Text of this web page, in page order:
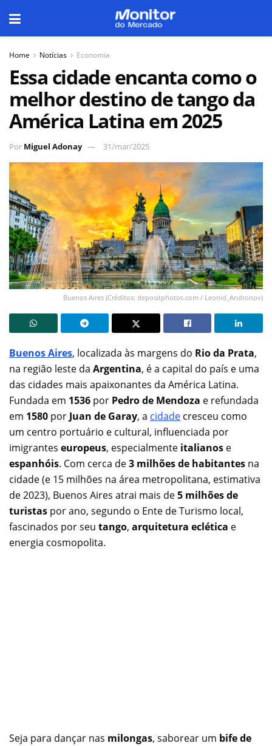
Home Notícias Economia
Essa cidade encanta como o
melhor destino de tango da
América Latina em 2025
Por Miguel Adonay 31/mar/2025
Buenos Aires (Créditos: depositphotos.com / Leonid_Andronov)
Buenos Aires, localizada às margens do Rio da Prata,
na região leste da Argentina, é a capital do país e uma
das cidades mais apaixonantes da América Latina.
Fundada em 1536 por Pedro de Mendoza e refundada
em 1580 por Juan de Garay, a cidade cresceu como
um centro portuário e cultural, influenciada por
imigrantes europeus, especialmente italianos e
espanhóis. Com cerca de3 milhões de habitantes na
cidade (e 15 milhões na área metropolitana, estimativa
de 2023), Buenos Aires atrai mais de5 milhões de
turistas por ano, segundo o Ente de Turismo local,
fascinados por seu tango, arquitetura eclética e
energia cosmopolita.
Seja para dançar nas milongas, saborear um bife de